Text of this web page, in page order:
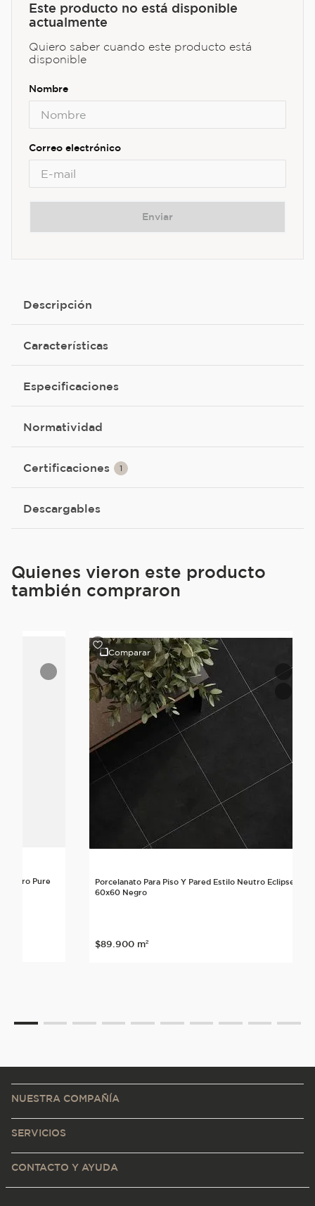
Este producto no está disponible
actualmente
Quiero saber cuando este producto está
disponible
Enviar
Descripción
Características
Especificaciones
Normatividad
Certificaciones 1
Descargables
Quienes vieron este producto
también compraron
Neutro Pure
Comparar
Porcelanato Para Piso Y Pared Estilo Neutro Eclipse
60x60 Negro
$89.900 m²
NUESTRA COMPAÑÍA
SERVICIOS
CONTACTO Y AYUDA